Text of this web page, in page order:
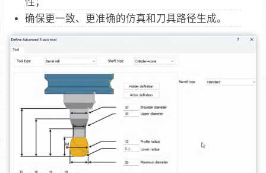
确保更一致、更准确的仿真和刀具路径生成。